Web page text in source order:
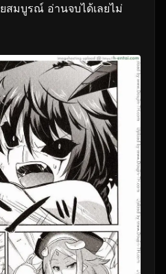
สมบูรณ์ อ่านจบได้เลยไม่